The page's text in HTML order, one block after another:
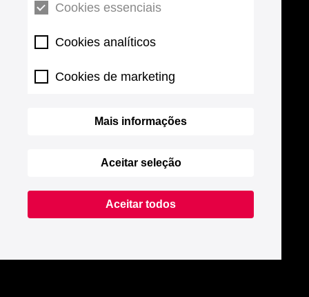
Cookies essenciais
Cookies analíticos
Cookies de marketing
Mais informações
Aceitar seleção
Aceitar todos